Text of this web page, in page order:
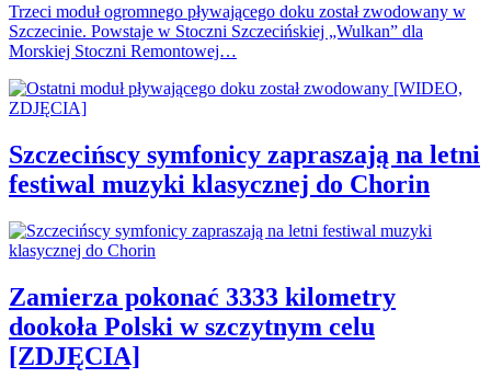
Trzeci moduł ogromnego pływającego doku został zwodowany w
Szczecinie. Powstaje w Stoczni Szczecińskiej „Wulkan” dla
Morskiej Stoczni Remontowej…
Szczecińscy symfonicy zapraszają na letni
festiwal muzyki klasycznej do Chorin
Zamierza pokonać 3333 kilometry
dookoła Polski w szczytnym celu
[ZDJĘCIA]